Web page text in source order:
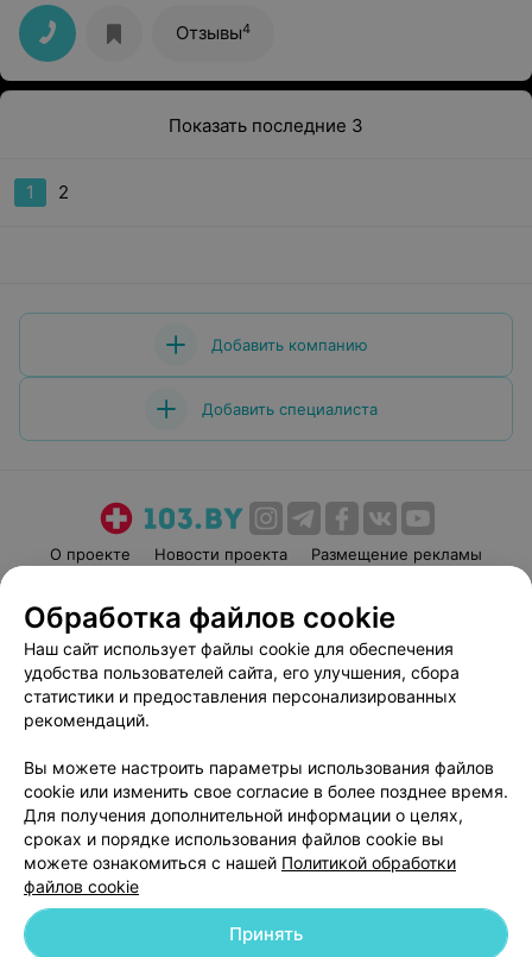
Отзывы4
Показать последние 3
1 2
Добавить компанию
Добавить специалиста
О проекте Новости проекта
Размещение рекламы
Пользовательское соглашение
Способы оплаты
Вакансии
Партнеры
Написать руководителю 103.by
Обработка персональных данных
© 2026 ООО «Артокс Лаб», УНП 191700409 | 220012, Республика Беларусь,
Обработка файлов cookie
Наш сайт использует файлы cookie для обеспечения
удобства пользователей сайта, его улучшения, сбора
статистики и предоставления персонализированных
рекомендаций.
Вы можете настроить параметры использования файлов
cookie или изменить свое согласие в более позднее время.
Для получения дополнительной информации о целях,
сроках и порядке использования файлов cookie вы
можете ознакомиться с нашей Политикой обработки
файлов cookie
Принять